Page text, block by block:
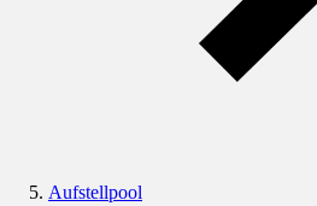
Aufstellpool